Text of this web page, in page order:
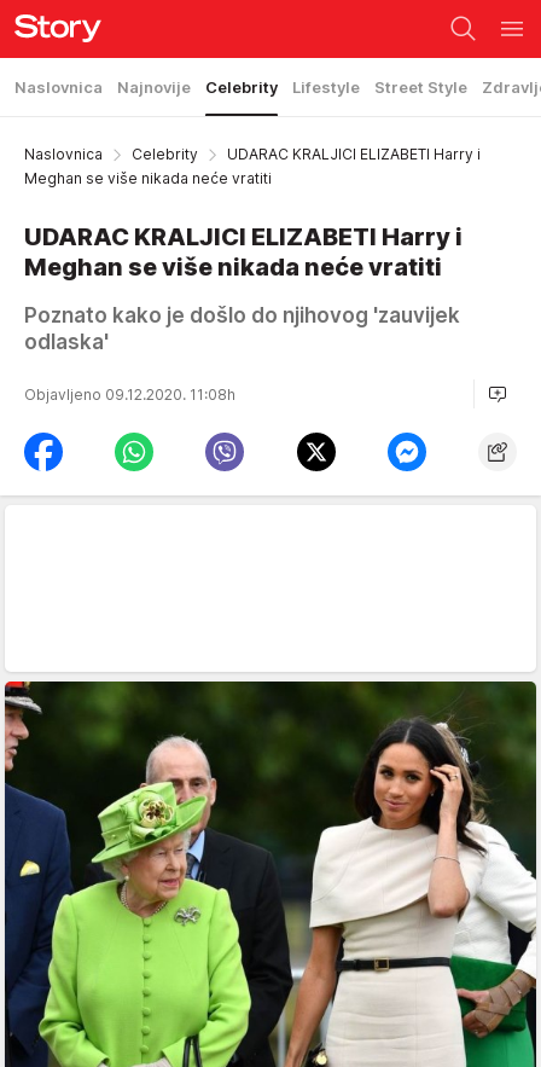
Naslovnica Najnovije Celebrity Lifestyle Street Style
Naslovnica Celebrity
UDARAC KRALJICI ELIZABETI Harry i
Meghan se više nikada neće vratiti
UDARAC KRALJICI ELIZABETI Harry i
Meghan se više nikada neće vratiti
Poznato kako je došlo do njihovog 'zauvijek
odlaska'
Objavljeno 09.12.2020. 11:08h